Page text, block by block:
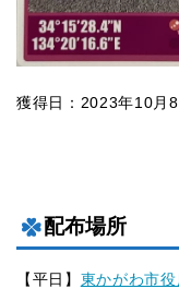
獲得日：2023年10月
配布場所
【平日】 東かがわ市役